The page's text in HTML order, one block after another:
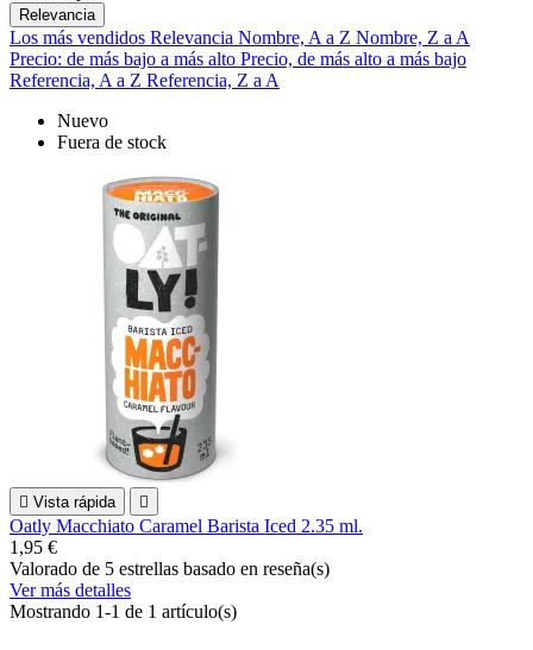
Relevancia
Los más vendidos Relevancia Nombre, A a Z Nombre, Z a A
Precio: de más bajo a más alto Precio, de más alto a más bajo
Referencia, A a Z Referencia, Z a A
Nuevo
Fuera de stock
 Vista rápida 
Oatly Macchiato Caramel Barista Iced 2.35 ml.
1,95 €
Valorado de 5 estrellas basado en reseña(s)
Ver más detalles
Mostrando 1-1 de 1 artículo(s)